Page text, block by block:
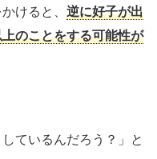
けると、 逆に好子が出
のことをする可能性が
ているんだろう？」と